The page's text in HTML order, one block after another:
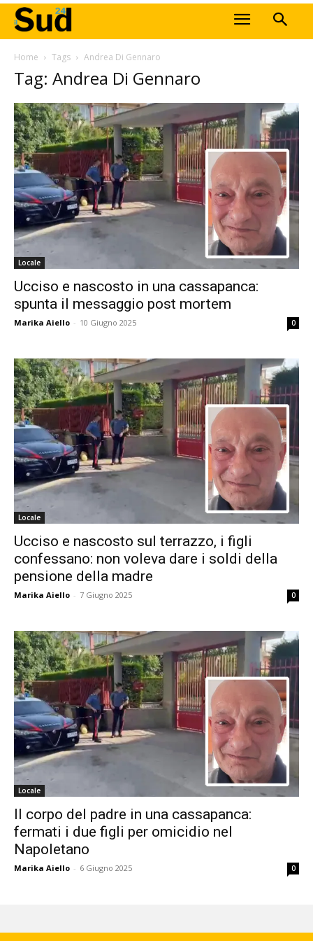
Home Tags Andrea Di Gennaro
Tag: Andrea Di Gennaro
Locale
Ucciso e nascosto in una cassapanca:
spunta il messaggio post mortem
Marika Aiello - 10 Giugno 2025 0
Locale
Ucciso e nascosto sul terrazzo, i figli
confessano: non voleva dare i soldi della
pensione della madre
Marika Aiello - 7 Giugno 2025 0
Locale
Il corpo del padre in una cassapanca:
fermati i due figli per omicidio nel
Napoletano
Marika Aiello - 6 Giugno 2025 0